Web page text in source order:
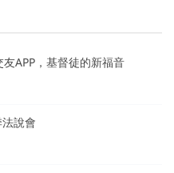
APP，基督徒的新福音
說會